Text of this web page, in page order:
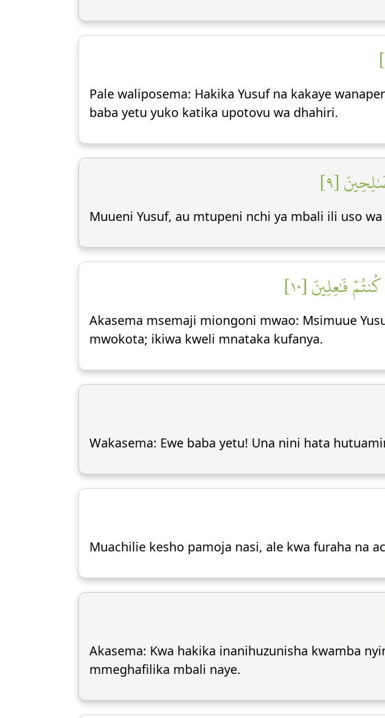
Pale waliposema: Hakika Yusuf na kakaye
baba yetu yuko katika upotovu wa dhahiri.
[٩]
Muueni Yusuf, au mtupeni nchi ya mbali ili uso
فَٰعِلِينَ [١٠]
Akasema msemaji miongoni mwao: Msimuue
mwokota; ikiwa kweli mnataka kufanya.
Wakasema: Ewe baba yetu! Una nini hata
Muachilie kesho pamoja nasi, ale kwa furaha na
Akasema: Kwa hakika inanihuzunisha kwamba
mmeghafilika mbali naye.